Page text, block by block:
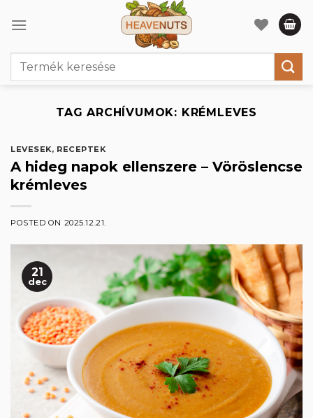
Keresés
TAG ARCHÍVUMOK: KRÉMLEVES
LEVESEK, RECEPTEK
A hideg napok ellenszere – Vöröslencse
krémleves
POSTED ON 2025.12.21.
21
dec